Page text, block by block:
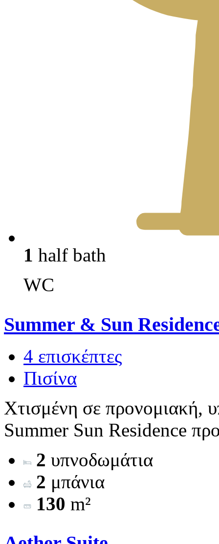
1 half bath
WC
Summer & Sun
4 επισκέπτες
Πισίνα
Χτισμένη σε προνομιακή,
Summer Sun Residence
2 υπνοδωμάτια
2 μπάνια
130 m²